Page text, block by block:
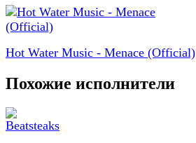
Hot Water Music - Menace (Official)
Похожие исполнители